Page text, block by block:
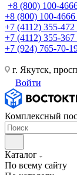
+8 (800) 100-
+8 (800) 100-4666
+7 (4112) 355-472
+7 (4112) 355-367
+7 (924) 765-70-
г. Якутск,
Войти
Комплексный
Каталог
По всему сайту